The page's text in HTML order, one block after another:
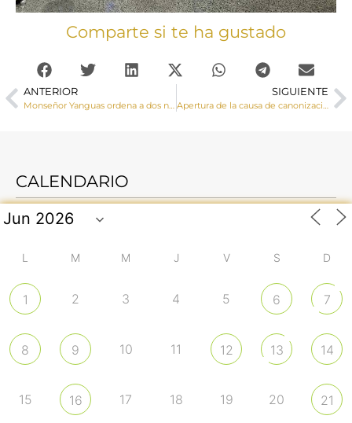
Comparte si te ha gustado
ANTERIOR
Monseñor Yanguas ordena a dos nuevos diáconos, César y Felipe
SIGUIENTE
Apertura de la causa de canonización del Siervo de Dios Bonifacio Bonillo Fernández natural de Cañaveruelas
CALENDARIO
L M M J V S D
1 2 3 4 5 6 7
8 9 10 11 12 13 14
15 16 17 18 19 20 21